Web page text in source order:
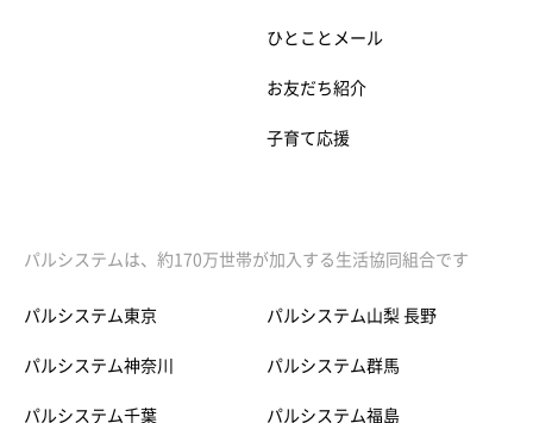
ひとことメール
お友だち紹介
子育て応援
パルシステムは、約170万世帯が加入する生活協同組合です
パルシステム東京
パルシステム神奈川
パルシステム千葉
パルシステム山梨 長野
パルシステム群馬
パルシステム福島